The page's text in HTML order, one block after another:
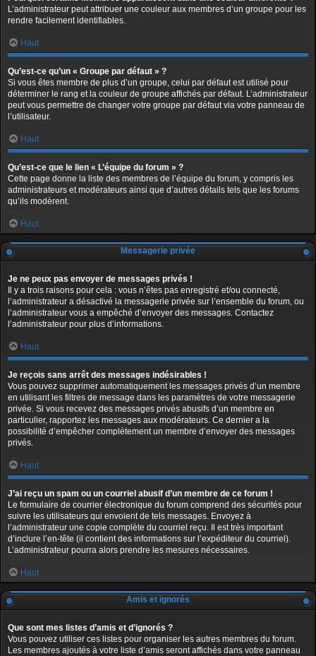
L’administrateur peut attribuer une couleur aux membres d’un groupe pour les
rendre facilement identifiables.
Haut
Qu’est-ce qu’un « Groupe par défaut » ?
Si vous êtes membre de plus d’un groupe, celui par défaut est utilisé pour
déterminer le rang et la couleur de groupe affichés par défaut. L’administrateur
peut vous permettre de changer votre groupe par défaut via votre panneau de
l’utilisateur.
Haut
Qu’est-ce que le lien « L’équipe du forum » ?
Cette page donne la liste des membres de l’équipe du forum, y compris les
administrateurs et modérateurs ainsi que d’autres détails tels que les forums
qu’ils modèrent.
Haut
Messagerie privée
Je ne peux pas envoyer de messages privés !
Il y a trois raisons pour cela : vous n’êtes pas enregistré et/ou connecté,
l’administrateur a désactivé la messagerie privée sur l’ensemble du forum, ou
l’administrateur vous a empêché d’envoyer des messages. Contactez
l’administrateur pour plus d’informations.
Haut
Je reçois sans arrêt des messages indésirables !
Vous pouvez supprimer automatiquement les messages privés d’un membre
en utilisant les filtres de message dans les paramètres de votre messagerie
privée. Si vous recevez des messages privés abusifs d’un membre en
particulier, rapportez les messages aux modérateurs. Ce dernier a la
possibilité d’empêcher complètement un membre d’envoyer des messages
privés.
Haut
J’ai reçu un spam ou un courriel abusif d’un membre de ce forum !
Le formulaire de courrier électronique du forum comprend des sécurités pour
suivre les utilisateurs qui envoient de tels messages. Envoyez à
l’administrateur une copie complète du courriel reçu. Il est très important
d’inclure l’en-tête (il contient des informations sur l’expéditeur du courriel).
L’administrateur pourra alors prendre les mesures nécessaires.
Haut
Amis et ignorés
Que sont mes listes d’amis et d’ignorés ?
Vous pouvez utiliser ces listes pour organiser les autres membres du forum.
Les membres ajoutés à votre liste d’amis seront affichés dans votre panneau